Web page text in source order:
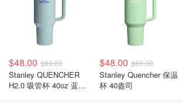
$48.00 $80.00
Stanley QUENCHER
H2.0 吸管杯 40oz 蓝绿
$48.00 $80.00
Stanley Quencher 保温
杯 40盎司